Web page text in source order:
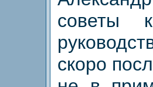
советы
скоро